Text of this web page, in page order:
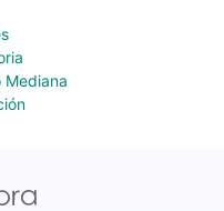
Mediana